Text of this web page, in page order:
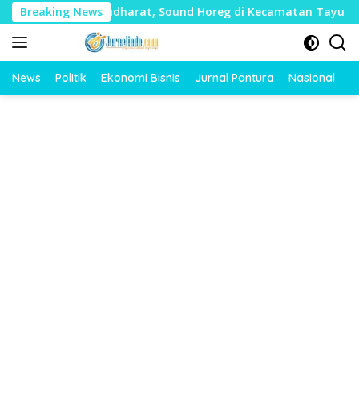
Langsung
ke
konten
Breaking News
Mudharat, Sound Horeg di Kecamatan Tayu Dilarang
News Politik Ekonomi Bisnis Jurnal Pantura Nasional